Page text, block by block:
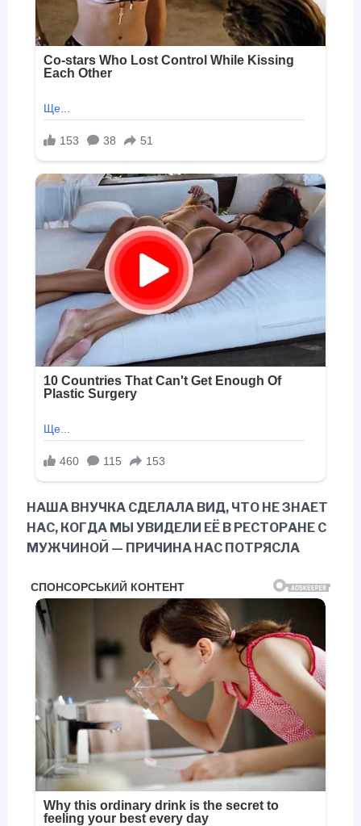
НАША ВНУЧКА СДЕЛАЛА ВИД, ЧТО НЕ ЗНАЕТ
НАС, КОГДА МЫ УВИДЕЛИ ЕЁ В РЕСТОРАНЕ С
МУЖЧИНОЙ — ПРИЧИНА НАС ПОТРЯСЛА